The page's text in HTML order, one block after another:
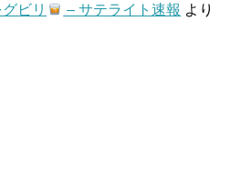
ビリ
– サテライト速報 より